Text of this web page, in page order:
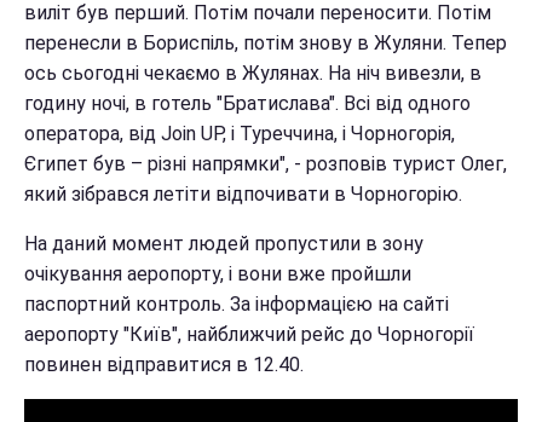
виліт був перший. Потім почали переносити. Потім
перенесли в Бориспіль, потім знову в Жуляни. Тепер
ось сьогодні чекаємо в Жулянах. На ніч вивезли, в
годину ночі, в готель "Братислава". Всі від одного
оператора, від Join UP, і Туреччина, і Чорногорія,
Єгипет був – різні напрямки", - розповів турист Олег,
який зібрався летіти відпочивати в Чорногорію.
На даний момент людей пропустили в зону
очікування аеропорту, і вони вже пройшли
паспортний контроль. За інформацією на сайті
аеропорту "Київ", найближчий рейс до Чорногорії
повинен відправитися в 12.40.